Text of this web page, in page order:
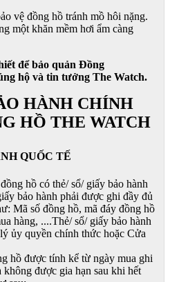
vệ đồng hồ tránh mồ hôi nặng.
một khăn mềm hơi ẩm càng
để bảo quản Đồng
hộ và tin tưởng The Watch.
HÀNH CHÍNH
HỒ THE WATCH
QUỐC TẾ
hồ có thẻ/ sổ/ giấy bảo hành
bảo hành phải được ghi đầy đủ
Mã số đồng hồ, mã đáy đồng hồ
hàng, ....Thẻ/ sổ/ giấy bảo hành
ủy quyền chính thức hoặc Cửa
hồ được tính kể từ ngày mua ghi
không được gia hạn sau khi hết